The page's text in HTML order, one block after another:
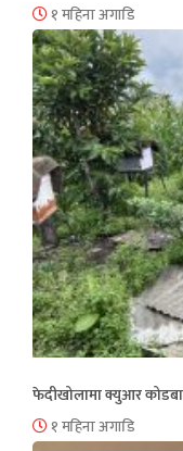
१ महिना अगाडि
फेदीखोलामा क्युआर
१ महिना अगाडि